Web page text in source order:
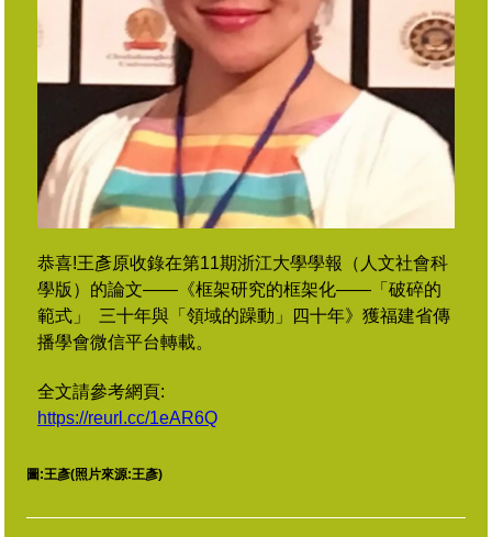
恭喜!王彥原收錄在第11期浙江大學學報（人文社會科
學版） 的論文—— 《框架研究的框架化——「破碎的
範式」 三十年與「領域的躁動」四十年》獲福建省傳
播學會微信平台轉載。
全文請參考網頁:
https://reurl.cc/1eAR6Q
圖:王彥(照片來源:王彥)